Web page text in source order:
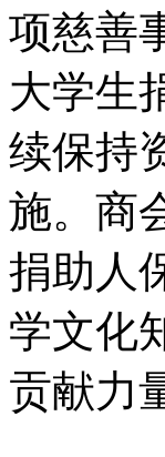
项慈善
大学生
续保持
施。商
捐助人
学文化
贡献力